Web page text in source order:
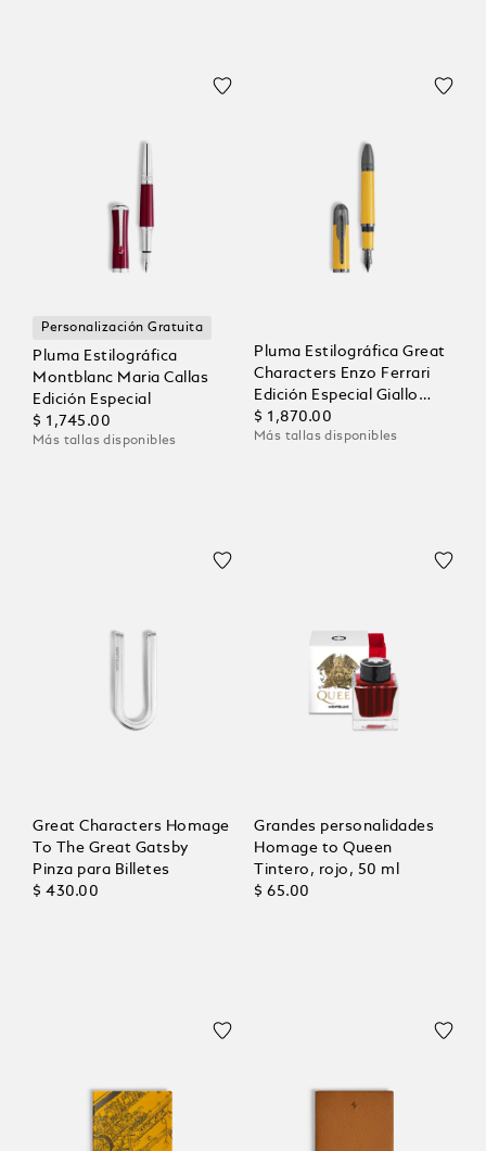
Personalización Gratuita
Pluma Estilográfica
Montblanc Maria Callas
Edición Especial
$ 1,745.00
Más tallas disponibles
Pluma Estilográfica Great
Characters Enzo Ferrari
Edición Especial Giallo
Modena
$ 1,870.00
Más tallas disponibles
Great Characters Homage
To The Great Gatsby
Pinza para Billetes
$ 430.00
Grandes personalidades
Homage to Queen
Tintero, rojo, 50 ml
$ 65.00